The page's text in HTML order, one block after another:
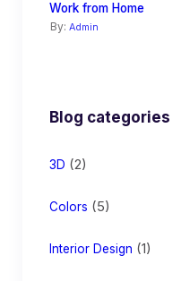
Work from Home
By: Admin
Blog categories
3D (2)
Colors (5)
Interior Design (1)